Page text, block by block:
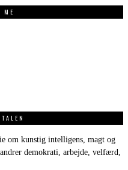
ME
om kunstig intelligens, magt og
demokrati, arbejde, velfærd,